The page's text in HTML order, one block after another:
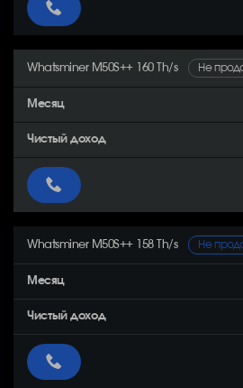
Whatsminer M50S++ 160 Th/s Не
Whatsminer M50S++ 158 Th/s Не